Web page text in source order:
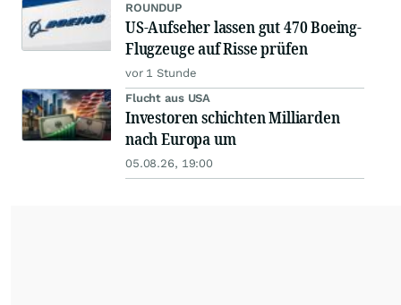
ROUNDUP
US-Aufseher lassen gut 470 Boeing-
Flugzeuge auf Risse prüfen
vor 1 Stunde
Flucht aus USA
Investoren schichten Milliarden
nach Europa um
05.08.26, 19:00